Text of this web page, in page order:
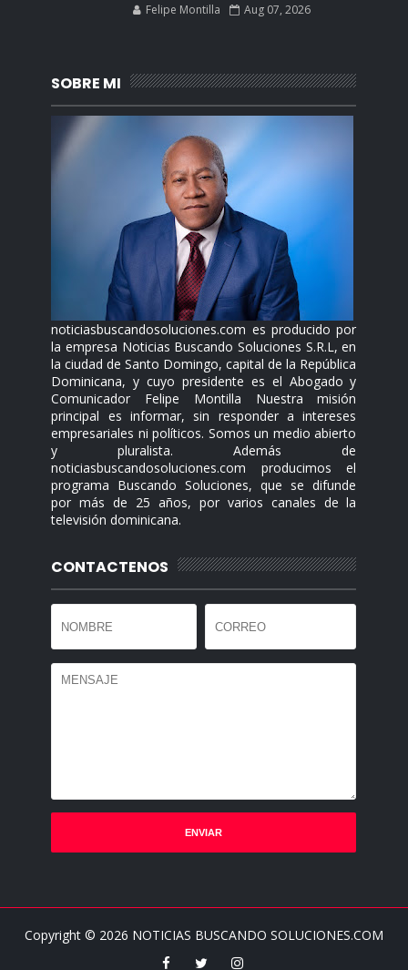
Felipe Montilla Aug 07, 2026
SOBRE MI
noticiasbuscandosoluciones.com es producido por
la empresa Noticias Buscando Soluciones S.R.L, en
la ciudad de Santo Domingo, capital de la República
Dominicana, y cuyo presidente es el Abogado y
Comunicador Felipe Montilla Nuestra misión
principal es informar, sin responder a intereses
empresariales ni políticos. Somos un medio abierto
y pluralista. Además de
noticiasbuscandosoluciones.com producimos el
programa Buscando Soluciones, que se difunde
por más de 25 años, por varios canales de la
televisión dominicana.
CONTACTENOS
Copyright © 2026 NOTICIAS BUSCANDO SOLUCIONES.COM